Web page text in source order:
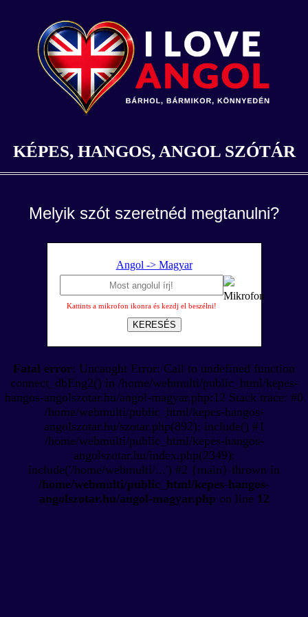
KÉPES, HANGOS, ANGOL SZÓTÁR
Melyik szót szeretnéd megtanulni?
Angol -> Magyar
Kattints a mikrofon ikonra és kezdj el beszélni!
KERESÉS
Fatal error: Uncaught Error: Call to undefined function
connect_dbEng2() in /home/webmulti/public_html/kepes-
hangos-angolszotar.hu/angol-magyar.php:12 Stack trace: #0
/home/webmulti/public_html/kepes-hangos-
angolszotar.hu/szotar.php(892): include() #1
/home/webmulti/public_html/kepes-hangos-
angolszotar.hu/index.php(2349):
include('/home/webmulti/...') #2 {main} thrown in
/home/webmulti/public_html/kepes-hangos-
angolszotar.hu/angol-magyar.php on line 12